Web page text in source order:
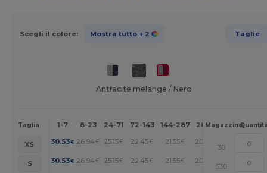
Scegli il colore: Mostra tutto + 2 Taglie
Antracite melange / Nero
Taglia 1-7 8-23 24-71 72-143 144-287 288 + Altri
Magazzino
XS 30.53€ 26.94 € 25.15€ 22.45€ 21.55€ 20.65
30
S
30.53€ 26.94 € 25.15€ 22.45€ 21.55€ 20.65 +
530